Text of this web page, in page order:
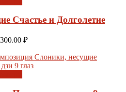
Счастье и Долголетие
₽Диапазон
4,800.00 ₽
–